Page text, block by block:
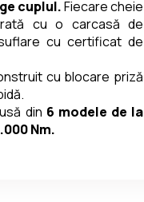
cuplul. Fiecare cheie
cu o carcasă de
cu certificat de
cu blocare priză
din 6 modele de la
Nm.